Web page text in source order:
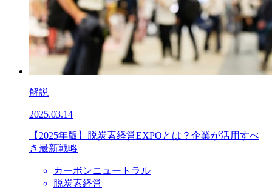
解説
2025.03.14
【2025年版】脱炭素経営EXPOとは？企業が活用すべ
き最新戦略
カーボンニュートラル
脱炭素経営